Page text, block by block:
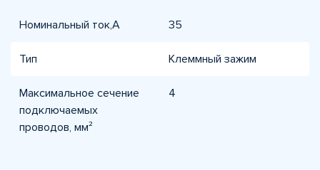
Номинальный ток,А 35
Тип Клеммный зажим
Максимальное сечение
подключаемых
проводов, мм²
4